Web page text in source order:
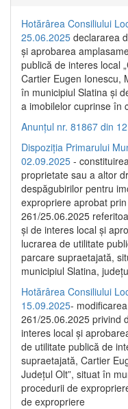
Hotărârea Consiliului
25.06.2025 declararea
și aprobarea
publică de interes local
Cartier Eugen Ionescu,
în municipiul Slatina și
a imobilelor cuprinse în
Anunțul nr. 81867 din
Dispoziția Primarului
02.09.2025 -
proprietate sau a altor
despăgubirilor pentru
expropriere aprobat
261/25.06.2025
și de interes local și
lucrarea de utilitate
parcare supraetajată,
municipiul Slatina,
Hotărârea Consiliului
15.09.2025-
261/25.06.2025 privind
interes local și
de utilitate publică de
supraetajată, Cartier
Județul Olt”, situat în
procedurii de
de expropriere